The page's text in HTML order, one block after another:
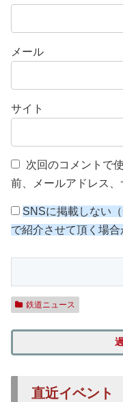
メール
サイト
次回のコメントで
前、メールアドレス、
SNSに掲載しない
で紹介させて頂く場合
鉄道ニュース
直近イベント